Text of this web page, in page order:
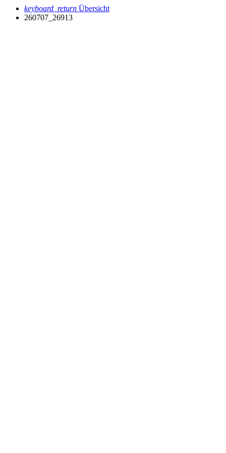
keyboard_return Übersicht
260707_26913